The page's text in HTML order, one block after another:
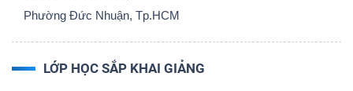
Phường Đức Nhuận, Tp.HCM
LỚP HỌC SẮP KHAI GIẢNG